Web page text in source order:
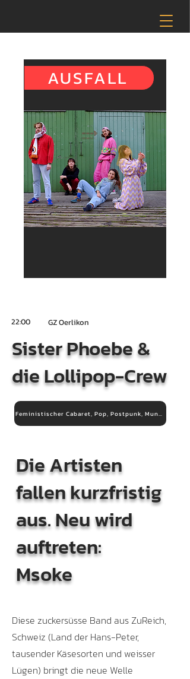
AUSFALL
22:00 GZ Oerlikon
Sister Phoebe &
die Lollipop-Crew
Feministischer Cabaret, Pop, Postpunk, Mundart, Folk
Die Artisten
fallen kurzfristig
aus. Neu wird
auftreten:
Msoke
Diese zuckersüsse Band aus ZuReich,
Schweiz (Land der Hans-Peter,
tausender Käsesorten und weisser
Lügen) bringt die neue Welle